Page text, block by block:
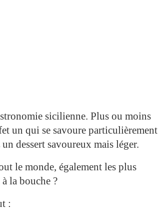
sicilienne. Plus ou moins
un qui se savoure particulièrement
dessert savoureux mais léger.
le monde, également les plus
la bouche ?
: